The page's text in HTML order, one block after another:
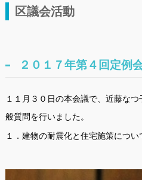
区議会活動
２０１７年第４回定例
１１月３０日の本会議で、近藤な
般質問を行いました。
１．建物の耐震化と住宅施策につい